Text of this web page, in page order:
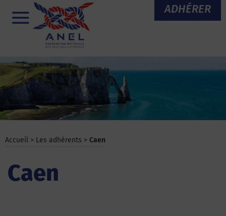
ADHÉRER
Menu
Accueil > Les adhérents > Caen
Caen